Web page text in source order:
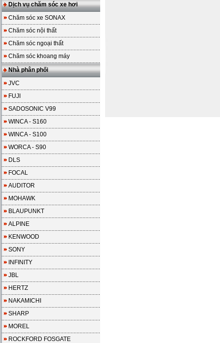
Dịch vụ chăm sóc xe hơi
Chăm sóc xe SONAX
Chăm sóc nội thất
Chăm sóc ngoại thất
Chăm sóc khoang máy
Nhà phân phối
JVC
FUJI
SADOSONIC V99
WINCA - S160
WINCA - S100
WORCA - S90
DLS
FOCAL
AUDITOR
MOHAWK
BLAUPUNKT
ALPINE
KENWOOD
SONY
INFINITY
JBL
HERTZ
NAKAMICHI
SHARP
MOREL
ROCKFORD FOSGATE